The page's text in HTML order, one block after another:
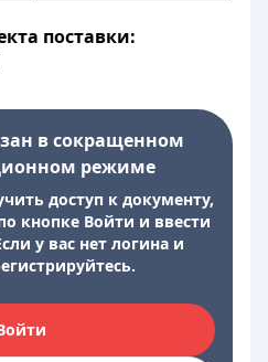
поставки:
в сокращенном
режиме
доступ к документу,
кнопке Войти и ввести
у вас нет логина и